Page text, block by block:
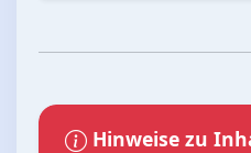
Hinweise zu